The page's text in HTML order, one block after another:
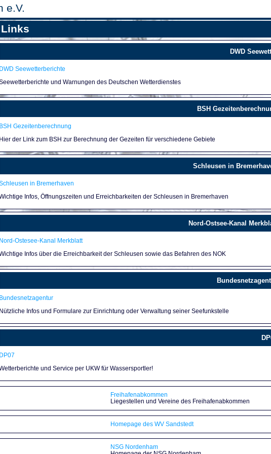
e.V.
Links
DWD
DWD Seewetterberichte
und Warnungen des Deutschen Wetterdienstes
BSH
BSH Gezeitenberechnung
Hier der Link zum BSH zur Berechnung der Gezeiten für verschiedene Gebiete
Schleusen in
in Bremerhaven
Infos, Öffnungszeiten und Erreichbarkeiten der Schleusen in Bremerhaven
Nord-Ostsee-Kanal
Nord-Ostesee-Kanal Merkblatt
Infos über die Erreichbarkeit der Schleusen sowie das Befahren des NOK
Bundesnetzagentur
Nützliche Infos und Formulare zur Einrichtung oder Verwaltung seiner Seefunkstelle
DP07
und Service per UKW für Wassersportler!
Freihafenabkommen
Liegestellen und Vereine des Freihafenabkommen
Homepage des WV Sandstedt
NSG Nordenham